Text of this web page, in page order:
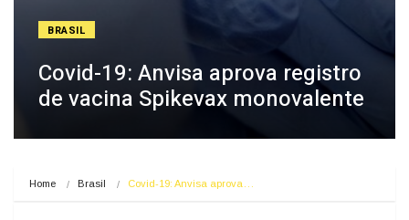
BRASIL
Covid-19: Anvisa aprova registro
de vacina Spikevax monovalente
Home Brasil Covid-19: Anvisa aprova…